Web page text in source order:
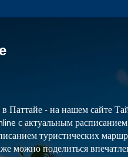
Паттайе - на нашем сайте
с актуальным
туристических
можно поделиться